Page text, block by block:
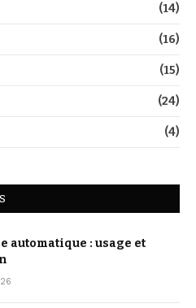
(14)
(16)
(15)
(24)
(4)
automatique : usage et